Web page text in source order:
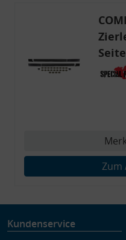
80
Zum
Kundenservice